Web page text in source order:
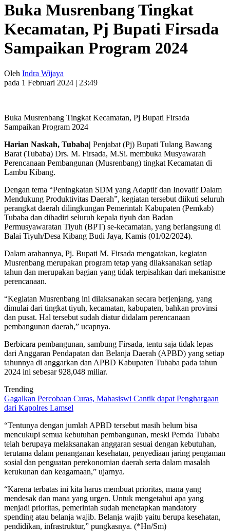
Buka Musrenbang Tingkat
Kecamatan, Pj Bupati Firsada
Sampaikan Program 2024
Oleh Indra Wijaya
pada 1 Februari 2024 | 23:49
Buka Musrenbang Tingkat Kecamatan, Pj Bupati Firsada
Sampaikan Program 2024
Harian Naskah, Tubaba| Penjabat (Pj) Bupati Tulang Bawang
Barat (Tubaba) Drs. M. Firsada, M.Si. membuka Musyawarah
Perencanaan Pembangunan (Musrenbang) tingkat Kecamatan di
Lambu Kibang.
Dengan tema “Peningkatan SDM yang Adaptif dan Inovatif Dalam
Mendukung Produktivitas Daerah”, kegiatan tersebut diikuti seluruh
perangkat daerah dilingkungan Pemerintah Kabupaten (Pemkab)
Tubaba dan dihadiri seluruh kepala tiyuh dan Badan
Permusyawaratan Tiyuh (BPT) se-kecamatan, yang berlangsung di
Balai Tiyuh/Desa Kibang Budi Jaya, Kamis (01/02/2024).
Dalam arahannya, Pj. Bupati M. Firsada mengatakan, kegiatan
Musrenbang merupakan program tetap yang dilaksanakan setiap
tahun dan merupakan bagian yang tidak terpisahkan dari mekanisme
perencanaan.
“Kegiatan Musrenbang ini dilaksanakan secara berjenjang, yang
dimulai dari tingkat tiyuh, kecamatan, kabupaten, bahkan provinsi
dan pusat. Hal tersebut sudah diatur didalam perencanaan
pembangunan daerah,” ucapnya.
Berbicara pembangunan, sambung Firsada, tentu saja tidak lepas
dari Anggaran Pendapatan dan Belanja Daerah (APBD) yang setiap
tahunnya di anggarkan dan APBD Kabupaten Tubaba pada tahun
2024 ini sebesar 928,048 miliar.
Trending
Gagalkan Percobaan Curas, Mahasiswi Cantik dapat Penghargaan
dari Kapolres Lamsel
“Tentunya dengan jumlah APBD tersebut masih belum bisa
mencukupi semua kebutuhan pembangunan, meski Pemda Tubaba
telah berupaya melaksanakan anggaran sesuai dengan kebutuhan,
terutama dalam penanganan kesehatan, penyediaan jaring pengaman
sosial dan penguatan perekonomian daerah serta dalam masalah
kerukunan dan keagamaan,” ujarnya.
“Karena terbatas ini kita harus membuat prioritas, mana yang
mendesak dan mana yang urgen. Untuk mengetahui apa yang
menjadi prioritas, pemerintah sudah menetapkan mandatory
spending atau belanja wajib. Belanja wajib yaitu berupa kesehatan,
pendidikan, infrastruktur,” pungkasnya. (*Hn/Sm)